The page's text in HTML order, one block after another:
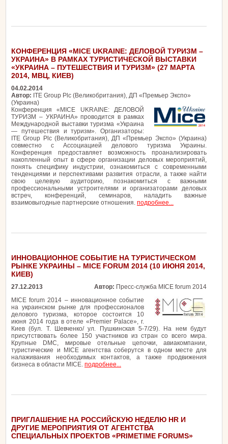
КОНФЕРЕНЦИЯ «MICE UKRAINE: ДЕЛОВОЙ ТУРИЗМ –
УКРАИНА» В РАМКАХ ТУРИСТИЧЕСКОЙ ВЫСТАВКИ
«УКРАИНА – ПУТЕШЕСТВИЯ И ТУРИЗМ» (27 МАРТА
2014, МВЦ, КИЕВ)
04.02.2014
Автор: ITE Group Plc (Великобритания), ДП «Премьер Экспо»
(Украина)
Конференция «MICE UKRAINE: ДЕЛОВОЙ
ТУРИЗМ – УКРАИНА» проводится в рамках
Международной выставки туризма «Украина
— путешествия и туризм». Организаторы:
ITE Group Plc (Великобритания), ДП «Премьер Экспо» (Украина)
совместно с Ассоциацией делового туризма Украины.
Конференция предоставляет возможность проанализировать
накопленный опыт в сфере организации деловых мероприятий,
понять специфику индустрии, ознакомиться с современными
тенденциями и перспективами развития отрасли, а также найти
свою целевую аудиторию, познакомиться с важными
профессиональными устроителями и организаторами деловых
встреч, конференций, семинаров, наладить важные
взаимовыгодные партнерские отношения. подробнее...
ИННОВАЦИОННОЕ СОБЫТИЕ НА ТУРИСТИЧЕСКОМ
РЫНКЕ УКРАИНЫ – MICE FORUM 2014 (10 ИЮНЯ 2014,
КИЕВ)
27.12.2013 Автор: Пресс-служба MICE forum 2014
MICE forum 2014 – инновационное событие
на украинском рынке для профессионалов
делового туризма, которое состоится 10
июня 2014 года в отеле «Premier Palace», г.
Киев (бул. Т. Шевченко/ ул. Пушкинская 5-7/29). На нем будут
присутствовать более 150 участников из стран со всего мира.
Крупные DMC, мировые отельные цепочки, авиакомпании,
туристические и MICE агентства соберутся в одном месте для
налаживания необходимых контактов, а также продвижения
бизнеса в области MICE. подробнее...
ПРИГЛАШЕНИЕ НА РОССИЙСКУЮ НЕДЕЛЮ HR И
ДРУГИЕ МЕРОПРИЯТИЯ ОТ АГЕНТСТВА
СПЕЦИАЛЬНЫХ ПРОЕКТОВ «PRIMETIME FORUMS»